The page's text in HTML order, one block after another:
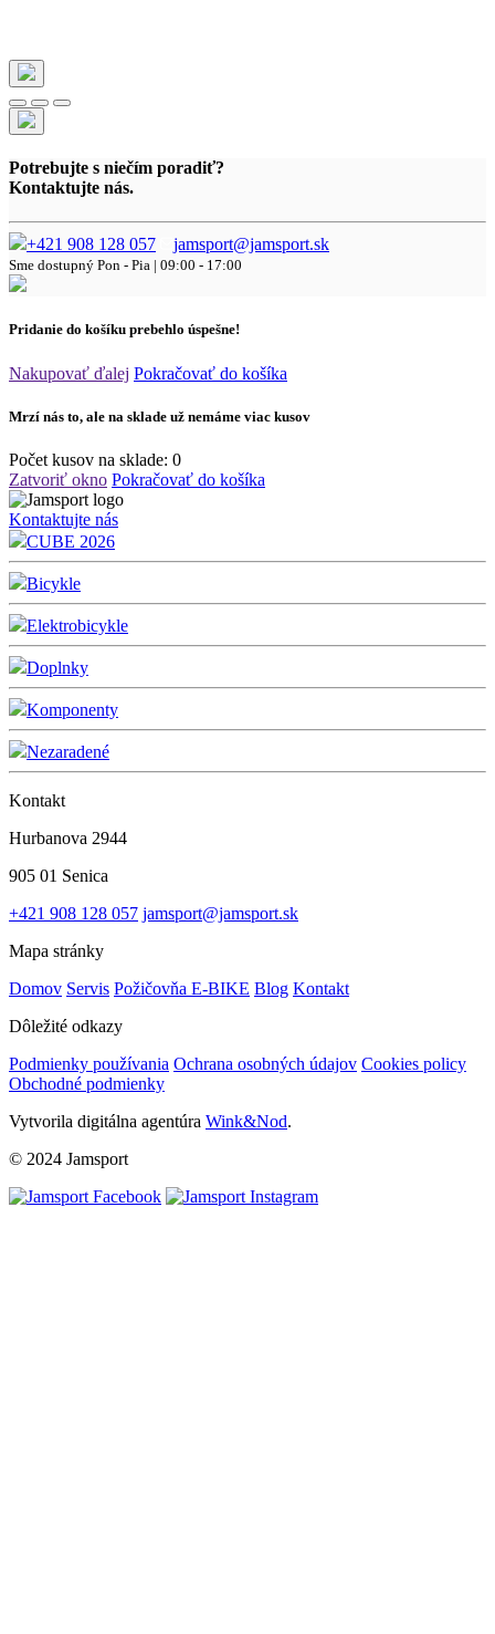
Potrebujte s niečím poradiť?
Kontaktujte nás.
+421 908 128 057 jamsport@jamsport.sk
Sme dostupný Pon - Pia | 09:00 - 17:00
Pridanie do košíku prebehlo úspešne!
Nakupovať ďalej Pokračovať do košíka
Mrzí nás to, ale na sklade už nemáme viac kusov
Počet kusov na sklade: 0
Zatvoriť okno Pokračovať do košíka
Kontaktujte nás
CUBE 2026
Bicykle
Elektrobicykle
Doplnky
Komponenty
Nezaradené
Kontakt
Hurbanova 2944
905 01 Senica
+421 908 128 057 jamsport@jamsport.sk
Mapa stránky
Domov Servis Požičovňa E-BIKE Blog Kontakt
Dôležité odkazy
Podmienky používania Ochrana osobných údajov Cookies policy
Obchodné podmienky
Vytvorila digitálna agentúra Wink&Nod.
© 2024 Jamsport